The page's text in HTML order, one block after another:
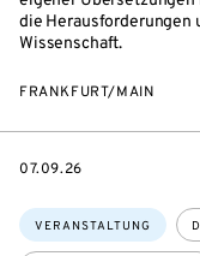
die Herausforderungen
Wissenschaft.
FRANKFURT/MAIN
Themen:
VERANSTALTUNG
EVENTBEGINSON
07.09.26